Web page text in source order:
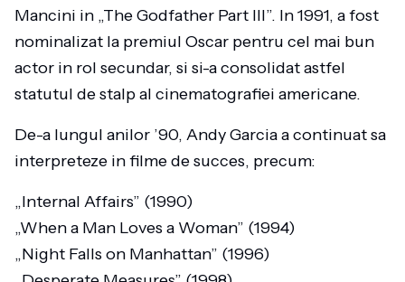
Mancini in „The Godfather Part III”. In 1991, a fost
nominalizat la premiul Oscar pentru cel mai bun
actor in rol secundar, si si-a consolidat astfel
statutul de stalp al cinematografiei americane.
De-a lungul anilor ’90, Andy Garcia a continuat sa
interpreteze in filme de succes, precum:
„Internal Affairs” (1990)
„When a Man Loves a Woman” (1994)
„Night Falls on Manhattan” (1996)